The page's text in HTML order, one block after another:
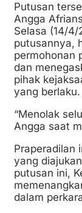
Putusan
Angga
Selasa (14/
putusannya,
permohonan
dan
pihak
yang berlaku.
“Menolak
Angga saat
Praperadilan
yang
putusan ini,
dalam